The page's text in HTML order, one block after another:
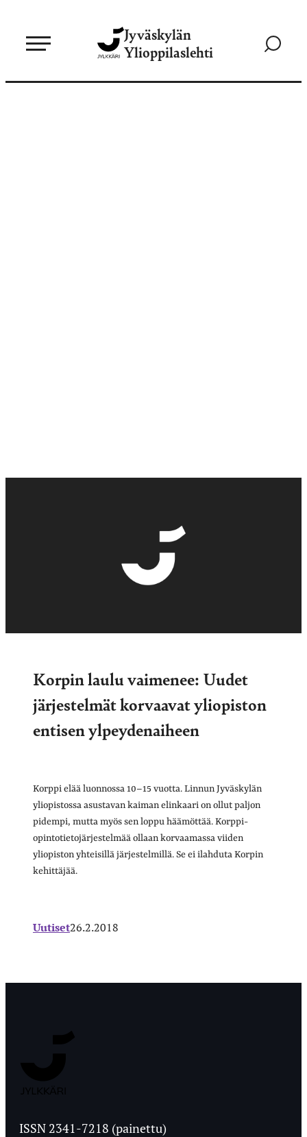
sisältöön
Jyväskylän
Ylioppilaslehti
Siirry
Korpin laulu vaimenee: Uudet
järjestelmät korvaavat yliopiston
entisen ylpeydenaiheen
Korppi elää luonnossa 10–15 vuotta. Linnun Jyväskylän
yliopistossa asustavan kaiman elinkaari on ollut paljon
pidempi, mutta myös sen loppu häämöttää. Korppi-
opintotietojärjestelmää ollaan korvaamassa viiden
yliopiston yhteisillä järjestelmillä. Se ei ilahduta Korpin
kehittäjää.
Uutiset26.2.2018
Ylioppilaslehti
ISSN 2341-7218 (painettu)